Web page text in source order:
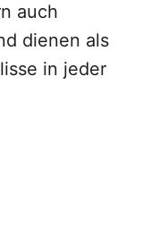
auch
dienen als
in jeder